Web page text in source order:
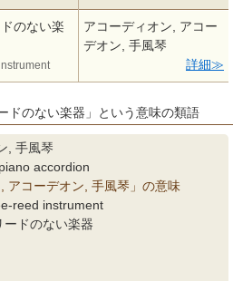
のない楽
アコーディオン, アコー
デオン, 手風琴
詳細
ドのない楽器」という意味の類語
, 手風琴
accordion
アコーデオン, 手風琴」の意味
reed instrument
ドのない楽器